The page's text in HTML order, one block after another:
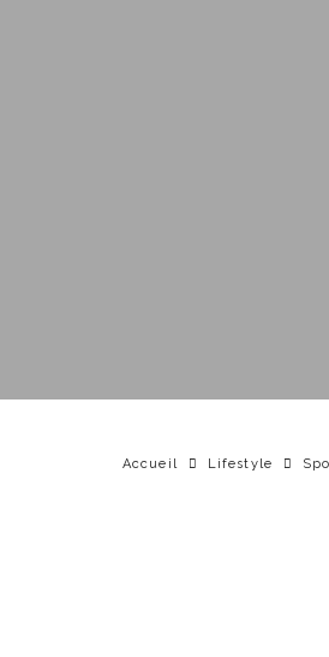
Accueil Lifestyle